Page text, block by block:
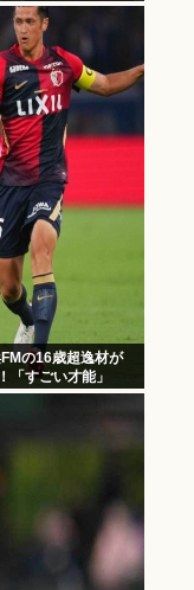
の16歳超逸材が
「すごい才能」